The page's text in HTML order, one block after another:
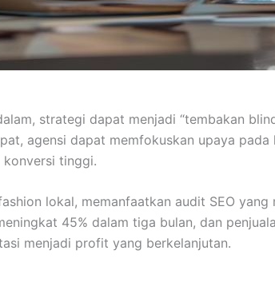
strategi dapat menjadi “tembakan
agensi dapat memfokuskan upaya
tinggi.
lokal, memanfaatkan audit SEO
45% dalam tiga bulan, dan
menjadi profit yang berkelanjutan.